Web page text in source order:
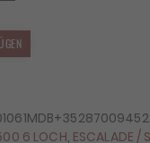
6 LOCH, ESCALADE /